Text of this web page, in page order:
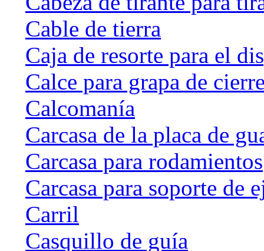
Cable de tierra
Caja de resorte para el
Calce para grapa de
Calcomanía
Carcasa de la placa de
Carcasa para rodamientos
Carcasa para soporte de
Carril
Casquillo de guía